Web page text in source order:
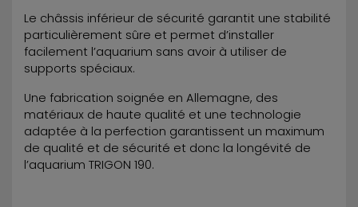
Le châssis inférieur de sécurité garantit une stabilité
particulièrement sûre et permet d’installer
facilement l’aquarium sans avoir à utiliser de
supports spéciaux.
Une fabrication soignée en Allemagne, des
matériaux de haute qualité et une technologie
adaptée à la perfection garantissent un maximum
de qualité et de sécurité et donc la longévité de
l’aquarium TRIGON 190.